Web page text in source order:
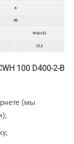
100 D400-2-B
(мы